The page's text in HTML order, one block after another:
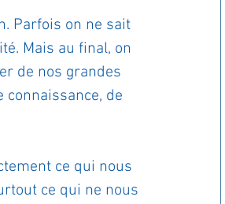
La pensée du jour
Parfois on ne sait
Mais au final, on
de nos grandes
de
ce qui nous
ce qui ne nous